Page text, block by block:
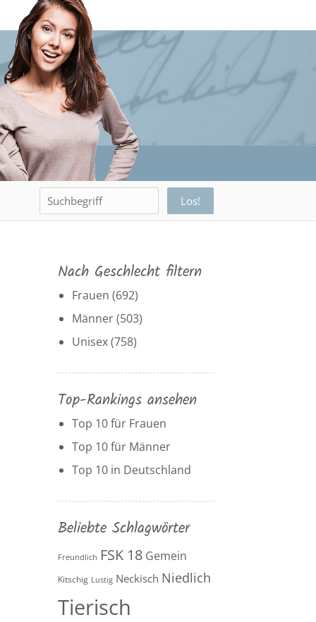
Nach Geschlecht filtern
Frauen (692)
Männer(503)
Unisex(758)
Top-Rankings ansehen
Top 10 für Frauen
Top 10 für Männer
Top 10 in Deutschland
Beliebte Schlagwörter
Freundlich FSK 18 Gemein
Kitschig Lustig Neckisch Niedlich
Tierisch